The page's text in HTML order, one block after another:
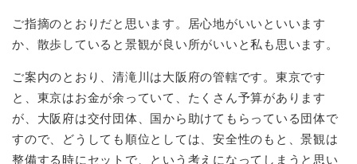
ご指摘のとおりだと思います。居心地がいいといいます
か、散歩していると景観が良い所がいいと私も思います。
ご案内のとおり、清滝川は大阪府の管轄です。東京です
と、東京はお金が余っていて、たくさん予算があります
が、大阪府は交付団体、国から助けてもらっている団体で
すので、どうしても順位としては、安全性のもと、景観は
整備する時にセットで、という考えになってしまうと思い